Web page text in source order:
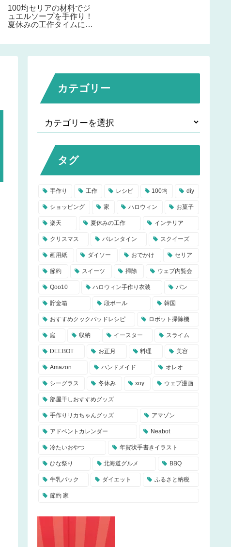
100均セリアの材料でジ
ュエルソープを手作り！
夏休みの工作タイムに子
カテゴリー
タグ
手作り 工作 レシピ 100均 diy
ショッピング 家 ハロウィン お菓子
楽天 夏休みの工作 インテリア
クリスマス バレンタイン スクイーズ
画用紙 ダイソー おでかけ セリア
節約 スイーツ 掃除 ウェブ内覧会
Qoo10 ハロウィン手作り衣装 パン
貯金箱 段ボール 韓国
おすすめクックパッドレシピ ロボット掃除機
庭 収納 イースター スライム
DEEBOT お正月 料理 美容
Amazon ハンドメイド オレオ
シーグラス 冬休み xoy ウェブ漫画
部屋干しおすすめグッズ
手作りリカちゃんグッズ アマゾン
アドベントカレンダー Neabot
冷たいおやつ 年賀状手書きイラスト
ひな祭り 北海道グルメ BBQ
牛乳パック ダイエット ふるさと納税
節約 家